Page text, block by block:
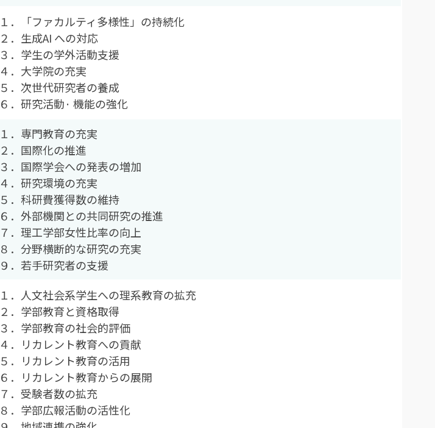
１．「ファカルティ多様性」の持続化
２．生成AI への対応
３．学生の学外活動支援
４．大学院の充実
５．次世代研究者の養成
６．研究活動· 機能の強化
１．専門教育の充実
２．国際化の推進
３．国際学会への発表の増加
４．研究環境の充実
５．科研費獲得数の維持
６．外部機関との共同研究の推進
７．理工学部女性比率の向上
８．分野横断的な研究の充実
９．若手研究者の支援
１．人文社会系学生への理系教育の拡充
２．学部教育と資格取得
３．学部教育の社会的評価
４．リカレント教育への貢献
５．リカレント教育の活用
６．リカレント教育からの展開
７．受験者数の拡充
８．学部広報活動の活性化